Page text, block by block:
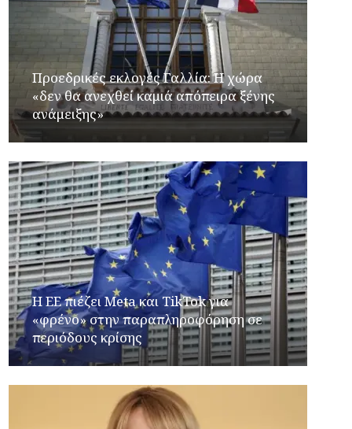
Προεδρικές εκλογές Γαλλία: Η χώρα
«δεν θα ανεχθεί καμιά απόπειρα ξένης
ανάμειξης»
Η ΕΕ πιέζει Meta και TikTok για
«φρένο» στην παραπληροφόρηση σε
περιόδους κρίσης